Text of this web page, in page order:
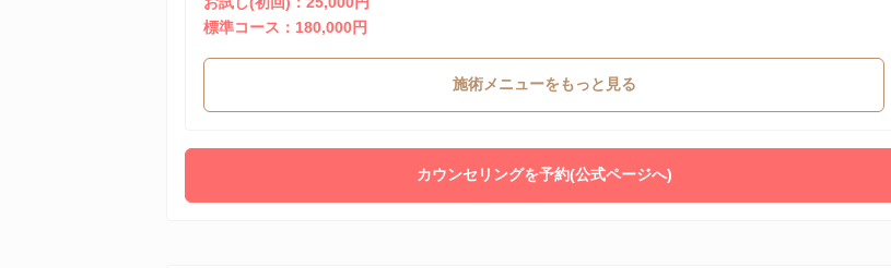
標準コース：180,000円
施術メニューをもっと見る
カウンセリングを予約(公式ページへ)